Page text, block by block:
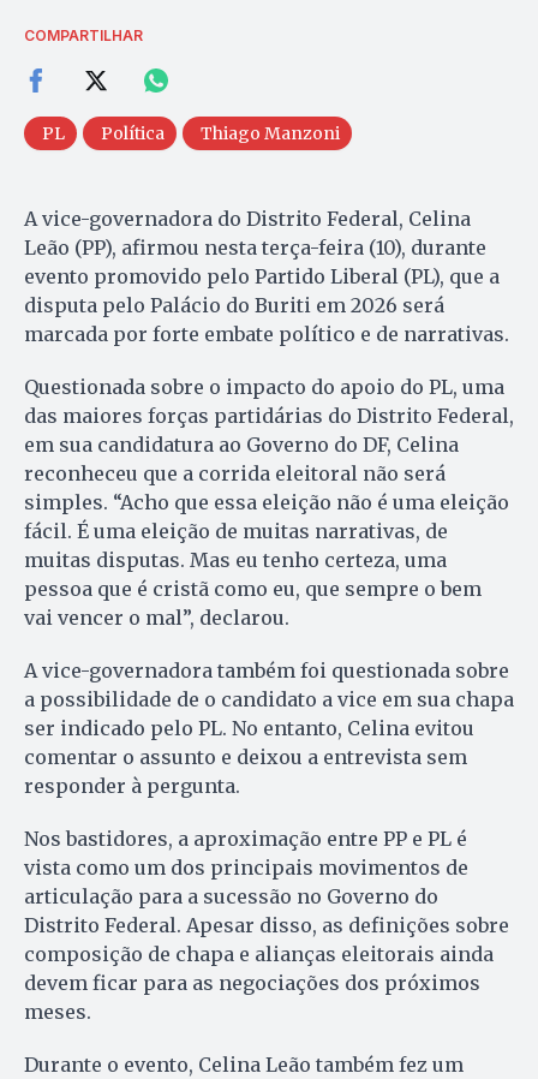
COMPARTILHAR
PL Política Thiago Manzoni
A vice-governadora do Distrito Federal, Celina
Leão (PP), afirmou nesta terça-feira (10), durante
evento promovido pelo Partido Liberal (PL), que a
disputa pelo Palácio do Buriti em 2026 será
marcada por forte embate político e de narrativas.
Questionada sobre o impacto do apoio do PL, uma
das maiores forças partidárias do Distrito Federal,
em sua candidatura ao Governo do DF, Celina
reconheceu que a corrida eleitoral não será
simples. “Acho que essa eleição não é uma eleição
fácil. É uma eleição de muitas narrativas, de
muitas disputas. Mas eu tenho certeza, uma
pessoa que é cristã como eu, que sempre o bem
vai vencer o mal”, declarou.
A vice-governadora também foi questionada sobre
a possibilidade de o candidato a vice em sua chapa
ser indicado pelo PL. No entanto, Celina evitou
comentar o assunto e deixou a entrevista sem
responder à pergunta.
Nos bastidores, a aproximação entre PP e PL é
vista como um dos principais movimentos de
articulação para a sucessão no Governo do
Distrito Federal. Apesar disso, as definições sobre
composição de chapa e alianças eleitorais ainda
devem ficar para as negociações dos próximos
meses.
Durante o evento, Celina Leão também fez um